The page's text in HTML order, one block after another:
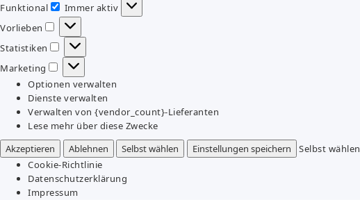
Funktional
Funktional
Immer aktiv
Vorlieben
Vorlieben
Statistiken
Statistiken
Marketing
Marketing
Optionen verwalten
Dienste verwalten
Verwalten von {vendor_count}-Lieferanten
Lese mehr über diese Zwecke
Akzeptieren
Ablehnen Selbst wählen Einstellungen speichern
Selbst wählen
Cookie-Richtlinie
Datenschutzerklärung
Impressum